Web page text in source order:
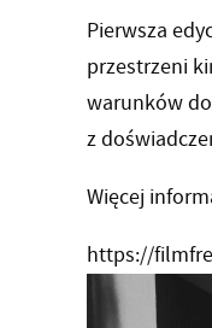
Pierwsza
przestrzeni
warunków
z
Więcej
https://